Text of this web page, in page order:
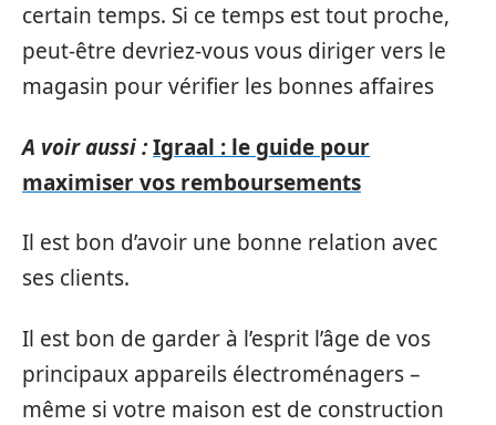
certain temps. Si ce temps est tout proche,
peut-être devriez-vous vous diriger vers le
magasin pour vérifier les bonnes affaires
A voir aussi :Igraal : le guide pour
maximiser vos remboursements
Il est bon d’avoir une bonne relation avec
ses clients.
Il est bon de garder à l’esprit l’âge de vos
principaux appareils électroménagers –
même si votre maison est de construction